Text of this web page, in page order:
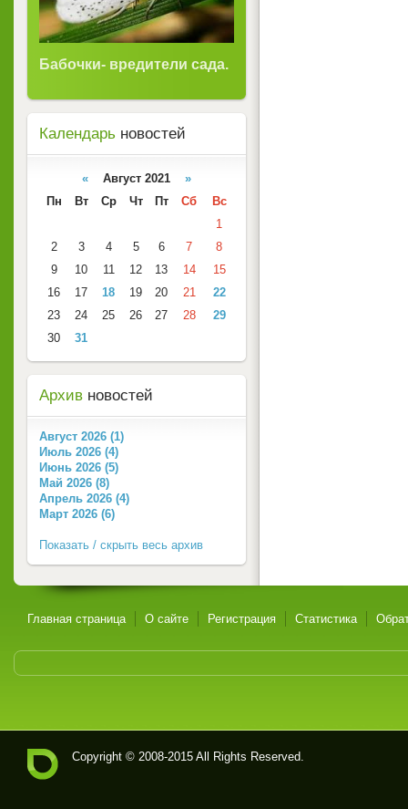
Бабочки- вредители сада.
Календарь новостей
« Август 2021 »
Пн
Вт Ср Чт Пт Сб
Вс
1
2
3 4 5 6 7
8
9
10 11 12 13 14
15
16
17 18 19 20 21
22
23
24 25 26 27 28
29
30
31
Архив новостей
Август 2026 (1)
Июль 2026 (4)
Июнь 2026 (5)
Май 2026 (8)
Апрель 2026 (4)
Март 2026 (6)
Показать / скрыть весь архив
Главная страница О сайте Регистрация Статистика
Copyright © 2008-2015 All Rights Reserved.